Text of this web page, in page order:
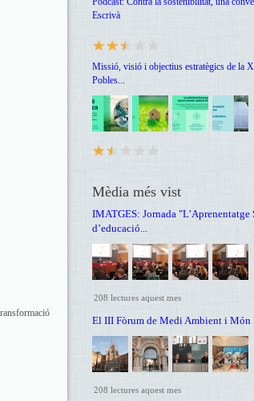
Escrivà
Missió, visió i objectius estratègics de la
Pobles...
Mèdia més vist
IMATGES: Jornada "L’Aprenentatge
d’educació...
208 lectures aquest mes
El III Fòrum de Medi Ambient i Món
208 lectures aquest mes